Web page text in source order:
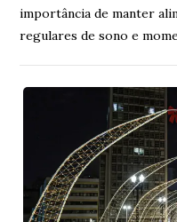
importância de manter
regulares de sono e